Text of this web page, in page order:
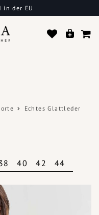
in der EU
Echtes Glattleder
40 42 44